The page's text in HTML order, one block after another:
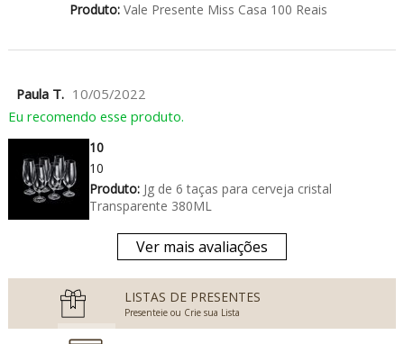
Produto:Vale Presente Miss Casa 100 Reais
Paula T. 10/05/2022
Eu recomendo esse produto.
10
10
Produto:Jg de 6 taças para cerveja cristal
Transparente 380ML
Ver mais avaliações
LISTAS DE PRESENTES
Presenteie ou Crie sua Lista